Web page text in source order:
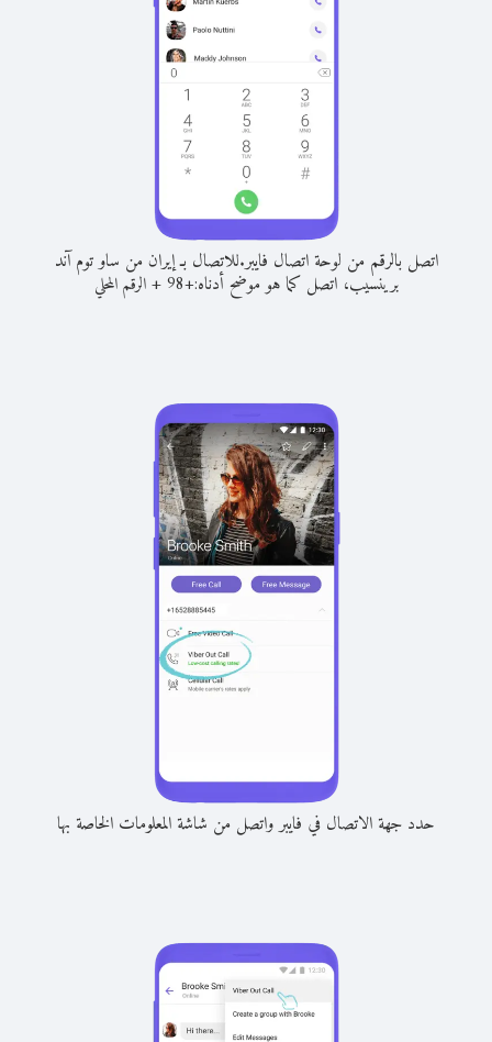
اتصل بالرقم من لوحة اتصال فايبر.للاتصال بـ إيران من ساو توم آند
برينسيب، اتصل كما هو موضح أدناه:+
98
+الرقم المحلي
حدد جهة الاتصال في فايبر واتصل من شاشة المعلومات الخاصة بها